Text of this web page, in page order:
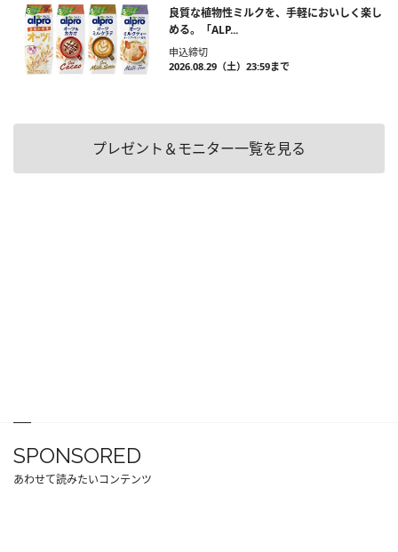
良質な植物性ミルクを、手軽においしく楽し
める。「ALP...
申込締切
2026.08.29（土）23:59まで
プレゼント＆モニター一覧を見る
SPONSORED
あわせて読みたいコンテンツ